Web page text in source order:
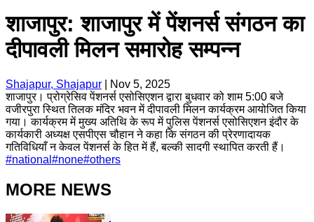
शाजापुर: शाजापुर में पेंशनर्स संगठन का
दीपावली मिलन समारोह सम्पन्न
Shajapur, Shajapur
Nov 5, 2025
शाजापुर। प्रोग्रेसिव पेंशनर्स एसोसिएशन द्वारा बुधवार को शाम 5:00 बजे
वजीरपुरा स्थित तिलक मंदिर भवन में दीपावली मिलन कार्यक्रम आयोजित किया
गया। कार्यक्रम में मुख्य अतिथि के रूप में पुलिस पेंशनर्स एसोसिएशन इंदौर के
कार्यकारी अध्यक्ष एसपीएस चौहान ने कहा कि संगठन की प्रेरणादायक
गतिविधियाँ न केवल पेंशनर्स के हित में हैं, बल्की सादगी स्थापित करती हैं।
#national #none#others
MORE NEWS